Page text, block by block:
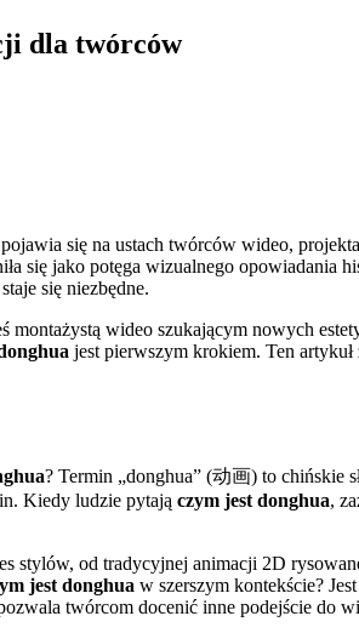
dla twórców
się na ustach twórców wideo,
się jako potęga wizualnego
staje się niezbędne.
wideo szukającym nowych
jest pierwszym krokiem. Ten
? Termin „donghua” (动画) to chińskie
Kiedy ludzie pytają czym jest donghua,
stylów, od tradycyjnej animacji 2D
jest donghua w szerszym kontekście?
twórcom docenić inne podejście do